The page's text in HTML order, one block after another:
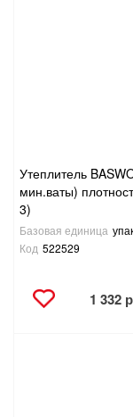
Утеплитель
мин.ваты)
3)
Базовая единица
Код 522529
1 332